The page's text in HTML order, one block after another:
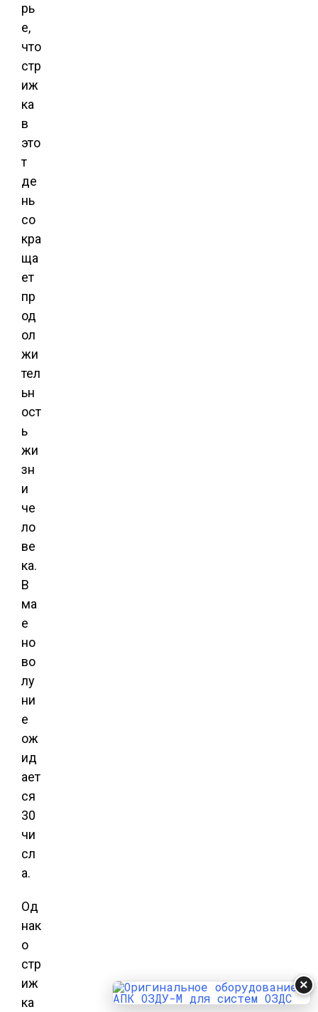
рь
е,
что
стр
иж
ка
в
это
т
де
нь
со
кра
ща
ет
пр
од
ол
жи
тел
ьн
ост
ь
жи
зн
и
че
ло
ве
ка.
В
ма
е
но
во
лу
ни
е
ож
ид
ает
ся
30
чи
сл
а.
Од
нак
о
стр
иж
ка
×